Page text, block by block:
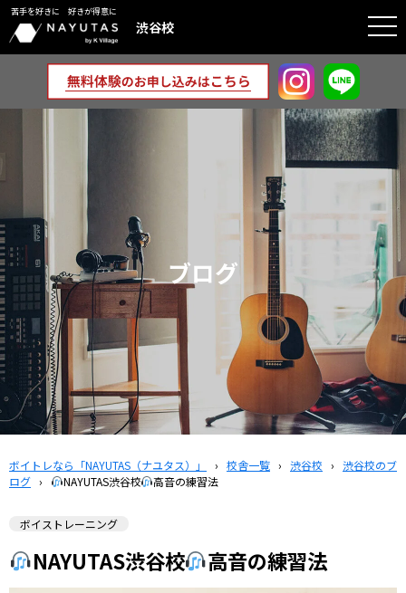
苦手を好きに 好きが得意に
渋谷校
ブログ
ボイトレなら「NAYUTAS（ナユタス）」 › 校舎一覧 › 渋谷校 › 渋谷校のブ
ログ › NAYUTAS渋谷校 高音の練習法
ボイストレーニング
NAYUTAS渋谷校 高音の練習法